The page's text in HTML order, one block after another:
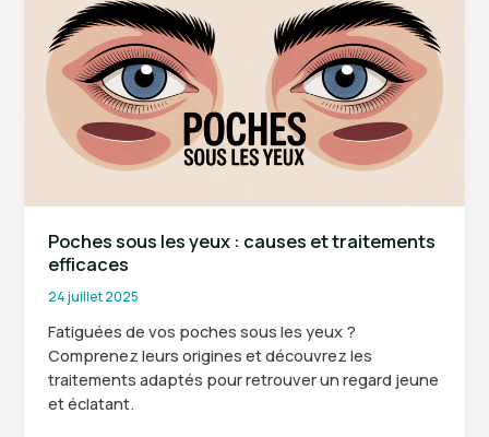
le
top
8
pour
boire
sans
Poches sous les yeux : causes et traitements
efficaces
24 juillet 2025
Fatiguées de vos poches sous les yeux ?
Comprenez leurs origines et découvrez les
traitements adaptés pour retrouver un regard jeune
et éclatant.